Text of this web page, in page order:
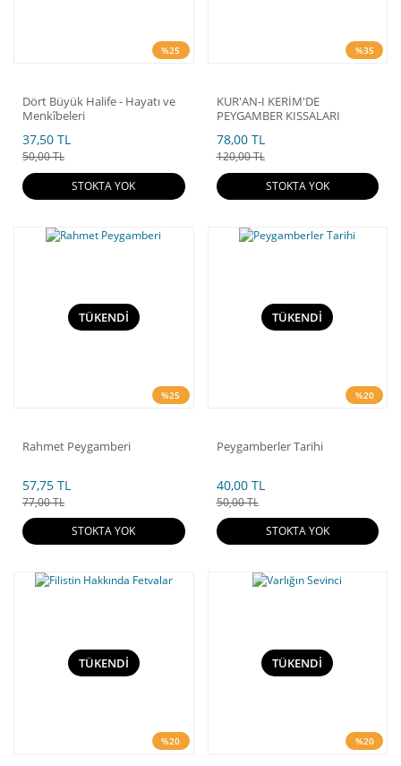
%25
Dört Büyük Halife - Hayatı ve
Menkîbeleri
37,50 TL
50,00 TL
STOKTA YOK
%35
KUR'AN-I KERİM'DE
PEYGAMBER KISSALARI
78,00 TL
120,00 TL
STOKTA YOK
%25
TÜKENDİ
Rahmet Peygamberi
57,75 TL
77,00 TL
STOKTA YOK
%20
TÜKENDİ
Peygamberler Tarihi
40,00 TL
50,00 TL
STOKTA YOK
%20
TÜKENDİ
%20
TÜKENDİ